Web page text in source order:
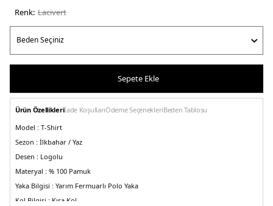
Renk: laci̇vert
Sepete Ekle
Ürün Özellikleriİade KoşullarıÖdeme SeçenekleriBeden Tablosu
Model : T-Shirt
Sezon : İlkbahar / Yaz
Desen : Logolu
Materyal : % 100 Pamuk
Yaka Bilgisi : Yarım Fermuarlı Polo Yaka
Kol Bilgisi : Kısa Kol